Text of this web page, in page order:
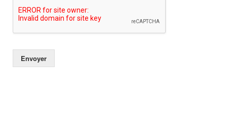
Envoyer